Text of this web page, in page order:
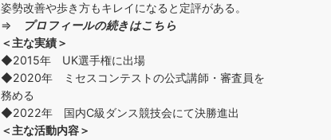
姿勢改善や歩き方もキレイになると定評がある。
⇒
プロフィールの続きはこちら
＜主な実績＞
◆2015年 UK選手権に出場
◆2020年 ミセスコンテストの公式講師・審査員を
務める
◆2022年 国内C級ダンス競技会にて決勝進出
＜主な活動内容＞